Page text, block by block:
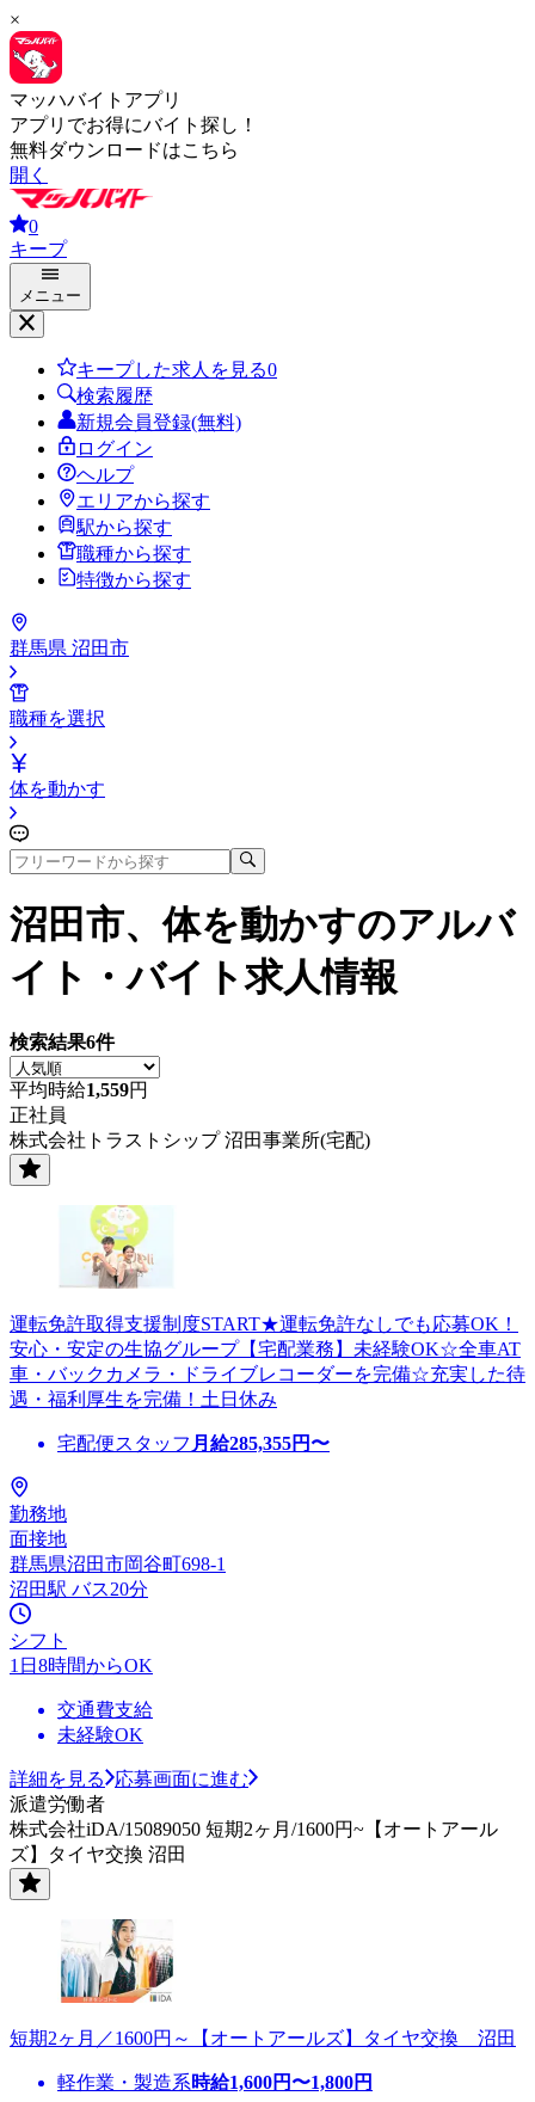
×
マッハバイトアプリ
アプリでお得にバイト探し！
無料ダウンロードはこちら
開く
0
キープ
メニュー
キープした求人を見る0
検索履歴
新規会員登録(無料)
ログイン
ヘルプ
エリアから探す
駅から探す
職種から探す
特徴から探す
群馬県 沼田市
職種を選択
体を動かす
沼田市、体を動かすのアルバ
イト・バイト求人情報
検索結果6件
平均時給1,559円
正社員
株式会社トラストシップ 沼田事業所(宅配)
運転免許取得支援制度START★運転免許なしでも応募OK！
安心・安定の生協グループ【宅配業務】未経験OK☆全車AT
車・バックカメラ・ドライブレコーダーを完備☆充実した待
遇・福利厚生を完備！土日休み
宅配便スタッフ 月給285,355円〜
勤務地
面接地
群馬県沼田市岡谷町698-1
沼田駅 バス20分
シフト
1日8時間からOK
交通費支給
未経験OK
詳細を見る
応募画面に進む
派遣労働者
株式会社iDA/15089050 短期2ヶ月/1600円~【オートアール
ズ】タイヤ交換 沼田
短期2ヶ月／1600円～【オートアールズ】タイヤ交換 沼田
軽作業・製造系時給1,600円〜1,800円